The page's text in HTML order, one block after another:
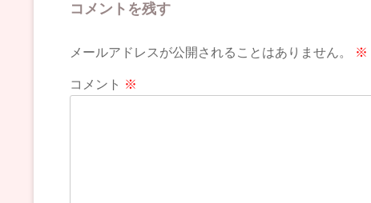
コメントを残す
メールアドレスが公開されることはありません。 ※
コメント ※